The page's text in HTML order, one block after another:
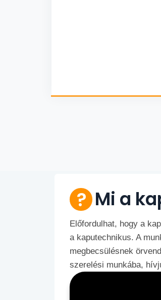
Mi a
Előfordulhat, hogy a
a kaputechnikus. A
megbecsülésnek
szerelési munkába,